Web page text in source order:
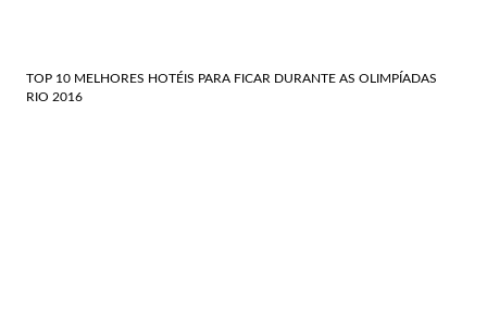
TOP 10 MELHORES HOTÉIS PARA FICAR DURANTE AS OLIMPÍADAS
RIO 2016